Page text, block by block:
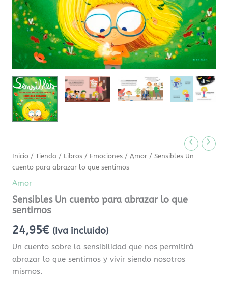
Inicio /Tienda / Libros / Emociones /Amor / Sensibles Un
cuento para abrazar lo que sentimos
Amor
Sensibles Un cuento para abrazar lo que
sentimos
24,95€ (Iva incluido)
Un cuento sobre la sensibilidad que nos permitirá
abrazar lo que sentimos y vivir siendo nosotros
mismos.